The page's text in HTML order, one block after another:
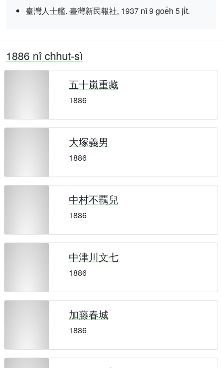
臺灣人士艦. 臺灣新民報社, 1937 nî 9 goe̍h 5 ji̍t.
1886 nî chhut-sì
五十嵐重藏
1886
大塚義男
1886
中村不覊兒
1886
中津川文七
1886
加藤春城
1886